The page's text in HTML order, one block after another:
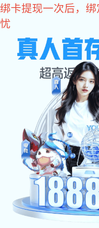
亿万28
亿万28
亿万28
var _hmt = _hmt || [];
现实,努力成就未来! NG娱乐官